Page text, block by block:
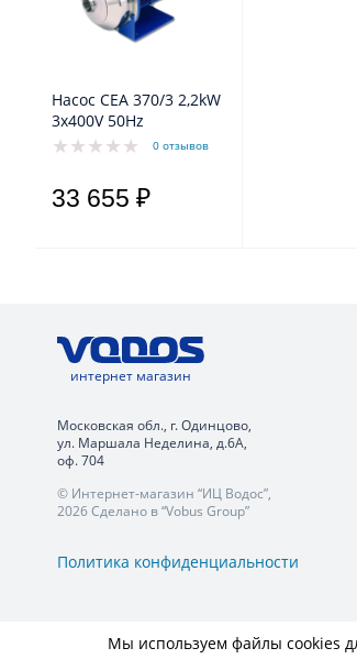
Насос CEA 370/3 2,2kW
3x400V 50Hz
0 отзывов
33 655 ₽
интернет магазин
Московская обл., г. Одинцово,
ул. Маршала Неделина, д.6А,
оф. 704
© Интернет-магазин “ИЦ Водос”,
2026 Сделано в “Vobus Group”
Политика конфиденциальности
Мы используем файлы cookies